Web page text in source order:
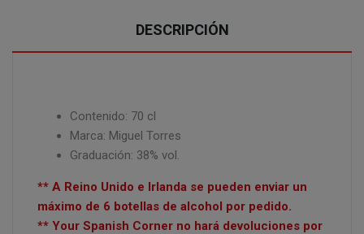
DESCRIPCIÓN
Contenido: 70 cl
Marca: Miguel Torres
Graduación: 38% vol.
** A Reino Unido e Irlanda se pueden enviar un
máximo de 6 botellas de alcohol por pedido.
** Your Spanish Corner no hará devoluciones por